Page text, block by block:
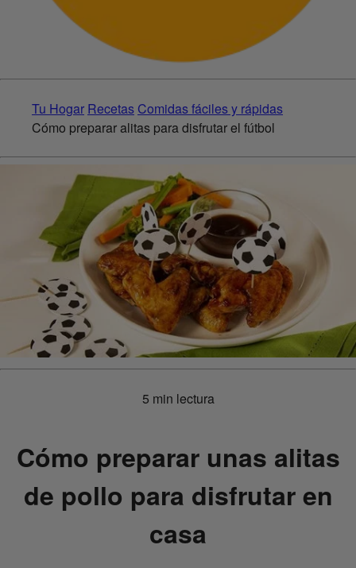
Tu Hogar Recetas Comidas fáciles y rápidas
Cómo preparar alitas para disfrutar el fútbol
5 min lectura
Cómo preparar unas alitas
de pollo para disfrutar en
casa